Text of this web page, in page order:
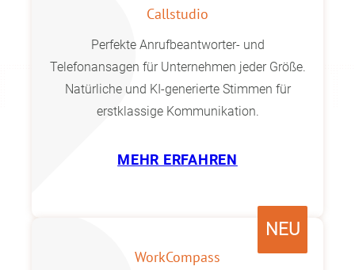
Callstudio
Perfekte Anrufbeantworter- und
Telefonansagen für Unternehmen jeder Größe.
Natürliche und KI-generierte Stimmen für
erstklassige Kommunikation.
MEHR ERFAHREN
NEU
WorkCompass